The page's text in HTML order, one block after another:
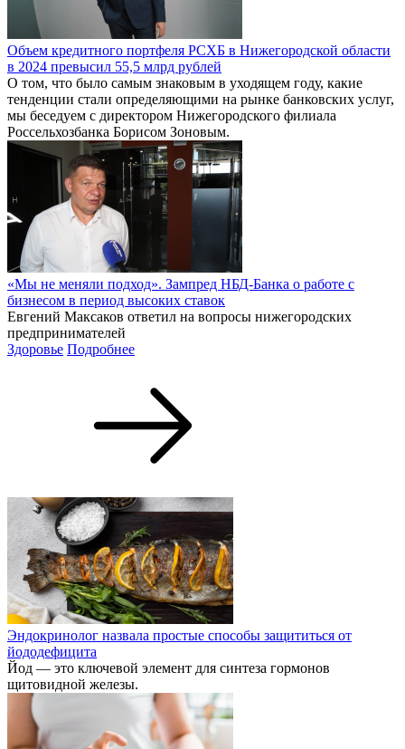
Объем кредитного портфеля РСХБ в Нижегородской области
в 2024 превысил 55,5 млрд рублей
О том, что было самым знаковым в уходящем году, какие
тенденции стали определяющими на рынке банковских услуг,
мы беседуем с директором Нижегородского филиала
Россельхозбанка Борисом Зоновым.
«Мы не меняли подход». Зампред НБД-Банка о работе с
бизнесом в период высоких ставок
Евгений Максаков ответил на вопросы нижегородских
предпринимателей
Здоровье Подробнее
Эндокринолог назвала простые способы защититься от
йододефицита
Йод — это ключевой элемент для синтеза гормонов
щитовидной железы.